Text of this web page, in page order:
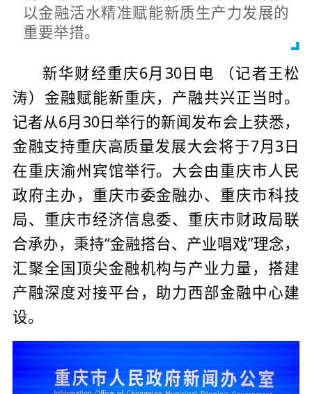
以金融活水精准赋能新质生产力发展的
重要举措。
新华财经重庆6月30日电 （记者王松
涛）金融赋能新重庆，产融共兴正当时。
记者从6月30日举行的新闻发布会上获悉，
金融支持重庆高质量发展大会将于7月3日
在重庆渝州宾馆举行。大会由重庆市人民
政府主办，重庆市委金融办、重庆市科技
局、重庆市经济信息委、重庆市财政局联
合承办，秉持“金融搭台、产业唱戏”理念，
汇聚全国顶尖金融机构与产业力量，搭建
产融深度对接平台，助力西部金融中心建
设。